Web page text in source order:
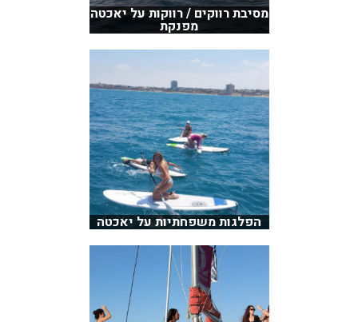
מסיבת רווקים / רווקות על יאכטה
מפנקת
הפלגות משפחתיות על יאכטה